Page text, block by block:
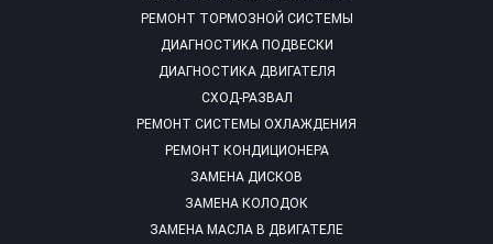
РЕМОНТ ТОРМОЗНОЙ СИСТЕМЫ
ДИАГНОСТИКА ПОДВЕСКИ
ДИАГНОСТИКА ДВИГАТЕЛЯ
СХОД-РАЗВАЛ
РЕМОНТ СИСТЕМЫ ОХЛАЖДЕНИЯ
РЕМОНТ КОНДИЦИОНЕРА
ЗАМЕНА ДИСКОВ
ЗАМЕНА КОЛОДОК
ЗАМЕНА МАСЛА В ДВИГАТЕЛЕ